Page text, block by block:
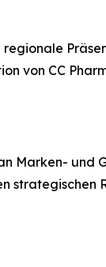
von CC
Marken- und
strategischen